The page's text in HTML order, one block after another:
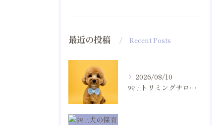
最近の投稿 Recent Posts
2026/08/10
୨୧ ∴トリミングサロン∴ ୨୧